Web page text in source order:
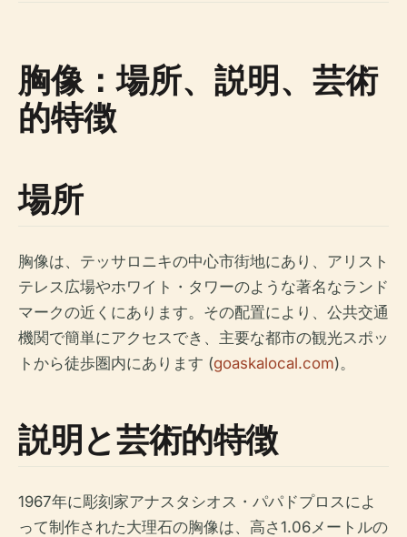
胸像：場所、説明、芸術
的特徴
場所
胸像は、テッサロニキの中心市街地にあり、アリスト
テレス広場やホワイト・タワーのような著名なランド
マークの近くにあります。その配置により、公共交通
機関で簡単にアクセスでき、主要な都市の観光スポッ
トから徒歩圏内にあります (goaskalocal.com)。
説明と芸術的特徴
1967年に彫刻家アナスタシオス・パパドプロスによ
って制作された大理石の胸像は、高さ1.06メートルの